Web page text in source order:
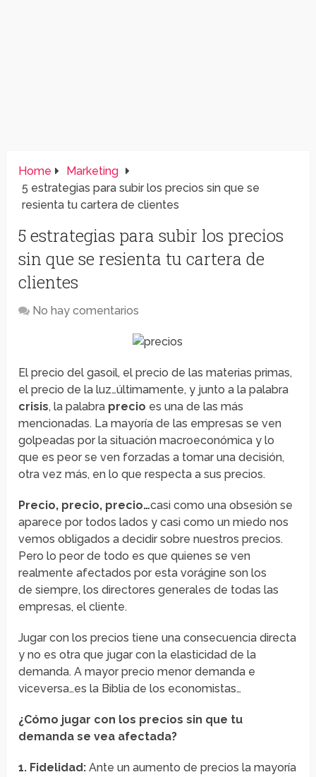
Home
Marketing
5 estrategias para subir los precios sin que se
resienta tu cartera de clientes
5 estrategias para subir los precios
sin que se resienta tu cartera de
clientes
No hay comentarios
El precio del gasoil, el precio de las materias primas,
el precio de la luz…últimamente, y junto a la palabra
crisis, la palabra precio es una de las más
mencionadas. La mayoría de las empresas se ven
golpeadas por la situación macroeconómica y lo
que es peor se ven forzadas a tomar una decisión,
otra vez más, en lo que respecta a sus precios.
Precio, precio, precio…casi como una obsesión se
aparece por todos lados y casi como un miedo nos
vemos obligados a decidir sobre nuestros precios.
Pero lo peor de todo es que quienes se ven
realmente afectados por esta vorágine son los
de siempre, los directores generales de todas las
empresas, el cliente.
Jugar con los precios tiene una consecuencia directa
y no es otra que jugar con la elasticidad de la
demanda. A mayor precio menor demanda e
viceversa…es la Biblia de los economistas…
¿Cómo jugar con los precios sin que tu
demanda se vea afectada?
1. Fidelidad: Ante un aumento de precios la mayoría